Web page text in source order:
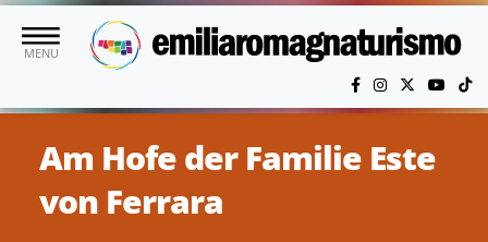
Skip to main content
MENU
Am Hofe der Familie Este
von Ferrara